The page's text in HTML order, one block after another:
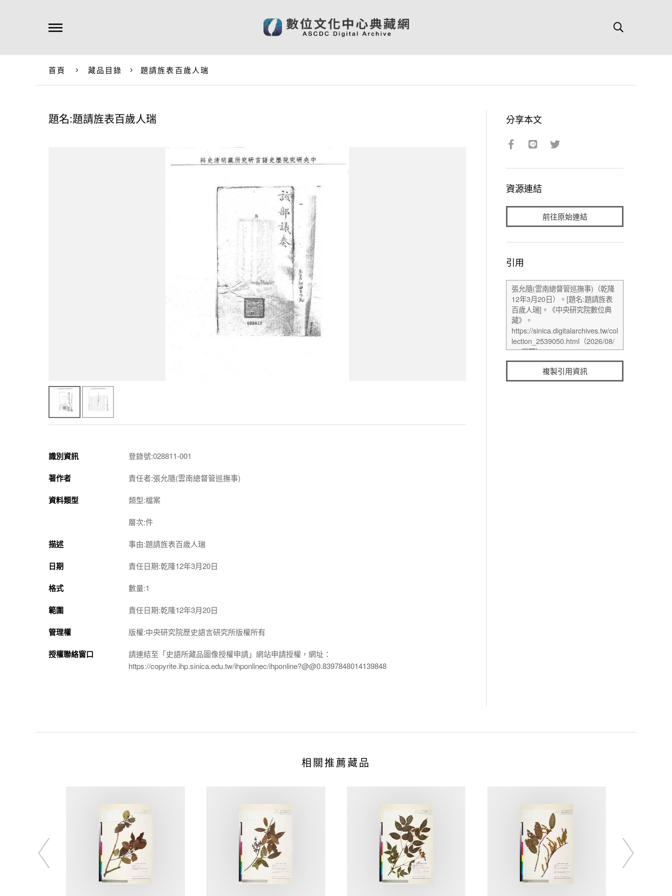
首頁 藏品目錄 題請旌表百歲人瑞
題名:題請旌表百歲人瑞
識別資訊 登錄號:028811-001
著作者 責任者:張允隨(雲南總督管巡撫事)
資料類型 類型:檔案
層次:件
描述 事由:題請旌表百歲人瑞
日期 責任日期:乾隆12年3月20日
格式 數量:1
範圍 責任日期:乾隆12年3月20日
管理權 版權:中央研究院歷史語言研究所版權所有
授權聯絡窗口
請連結至「史語所藏品圖像授權申請」網站申請授權，網址：
https://copyrite.ihp.sinica.edu.tw/ihponlinec/ihponline?@@0.8397848014139848
分享本文
資源連結
前往原始連結
引用
複製引用資訊
相關推薦藏品